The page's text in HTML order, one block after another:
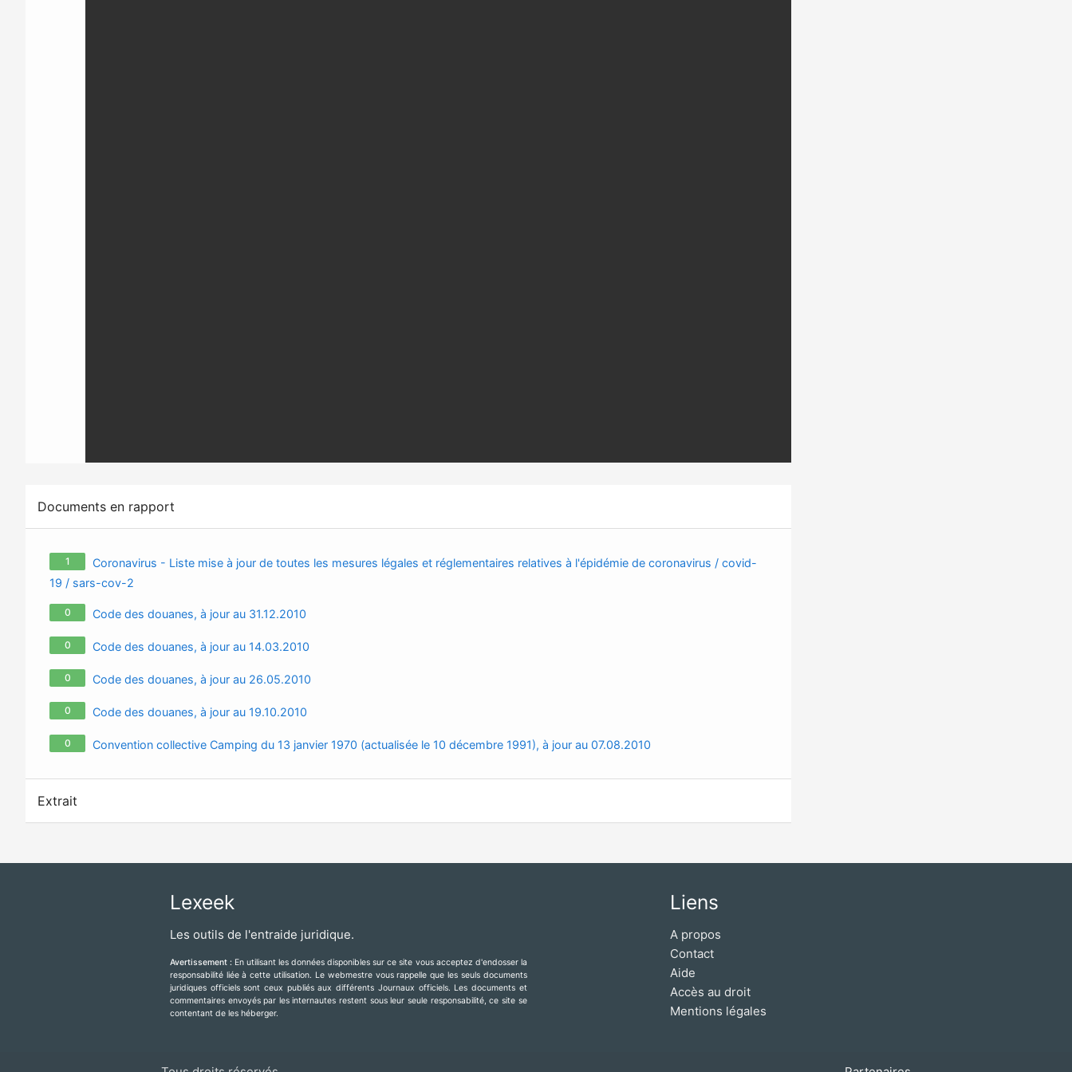
Documents en rapport
1
Coronavirus - Liste mise à jour de toutes les mesures légales et réglementaires relatives à l'épidémie de coronavirus / covid-
19 / sars-cov-2
0 Code des douanes, à jour au 31.12.2010
0 Code des douanes, à jour au 14.03.2010
0 Code des douanes, à jour au 26.05.2010
0 Code des douanes, à jour au 19.10.2010
0 Convention collective Camping du 13 janvier 1970 (actualisée le 10 décembre 1991), à jour au 07.08.2010
Extrait
Lexeek
Les outils de l'entraide juridique.
Avertissement : En utilisant les données disponibles sur ce site vous acceptez d'endosser la
responsabilité liée à cette utilisation. Le webmestre vous rappelle que les seuls documents
juridiques officiels sont ceux publiés aux différents Journaux officiels. Les documents et
commentaires envoyés par les internautes restent sous leur seule responsabilité, ce site se
contentant de les héberger.
Liens
A propos
Contact
Aide
Accès au droit
Mentions légales